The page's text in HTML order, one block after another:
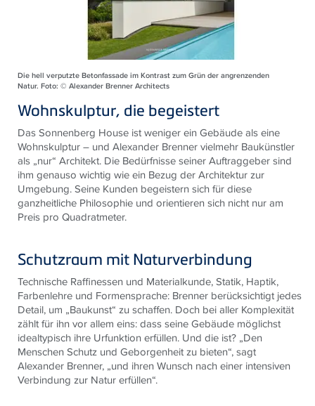
Die hell verputzte Beton­fassade im Kontrast zum Grün der angrenzenden
Natur. Foto: © Alexander Brenner Architects
Wohnskulptur, die begeistert
Das Sonnenberg House ist weniger ein Gebäude als eine
Wohnskulptur – und Alexander Brenner vielmehr Baukünstler
als „nur“ Architekt. Die Bedürfnisse seiner Auftraggeber sind
ihm genauso wichtig wie ein Bezug der Architektur zur
Umgebung. Seine Kunden begeistern sich für diese
ganzheitliche Philosophie und orientieren sich nicht nur am
Preis pro Quadratmeter.
Schutzraum mit Naturverbindung
Technische Raffinessen und Materialkunde, Statik, Haptik,
Farbenlehre und Formensprache: Brenner berücksichtigt jedes
Detail, um „Baukunst“ zu schaffen. Doch bei aller Komplexität
zählt für ihn vor allem eins: dass seine Gebäude möglichst
idealtypisch ihre Urfunktion erfüllen. Und die ist? „Den
Menschen Schutz und Geborgenheit zu bieten“, sagt
Alexander Brenner, „und ihren Wunsch nach einer intensiven
Verbindung zur Natur erfüllen“.